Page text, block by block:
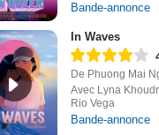
Bande-annonce
In Waves
De Phuong Mai
Avec Lyna
Rio Vega
Bande-annonce